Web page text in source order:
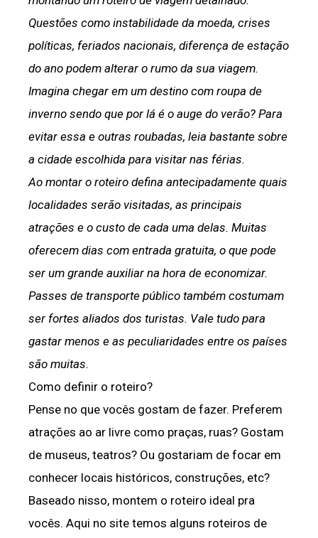
Questões como instabilidade da moeda, crises
políticas, feriados nacionais, diferença de estação
do ano podem alterar o rumo da sua viagem.
Imagina chegar em um destino com roupa de
inverno sendo que por lá é o auge do verão? Para
evitar essa e outras roubadas, leia bastante sobre
a cidade escolhida para visitar nas férias.
Ao montar o roteiro defina antecipadamente quais
localidades serão visitadas, as principais
atrações e o custo de cada uma delas. Muitas
oferecem dias com entrada gratuita, o que pode
ser um grande auxiliar na hora de economizar.
Passes de transporte público também costumam
ser fortes aliados dos turistas. Vale tudo para
gastar menos e as peculiaridades entre os países
são muitas.
Como definir o roteiro?
Pense no que vocês gostam de fazer. Preferem
atrações ao ar livre como praças, ruas? Gostam
de museus, teatros? Ou gostariam de focar em
conhecer locais históricos, construções, etc?
Baseado nisso, montem o roteiro ideal pra
vocês. Aqui no site temos alguns roteiros de